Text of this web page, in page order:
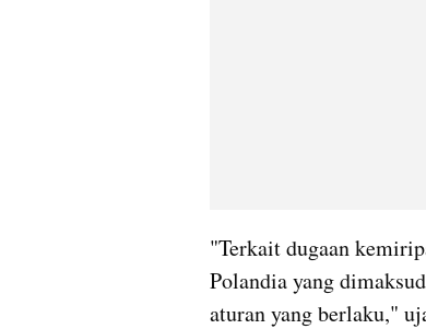
"Terkait dugaan
Polandia yang
aturan yang berlaku,"